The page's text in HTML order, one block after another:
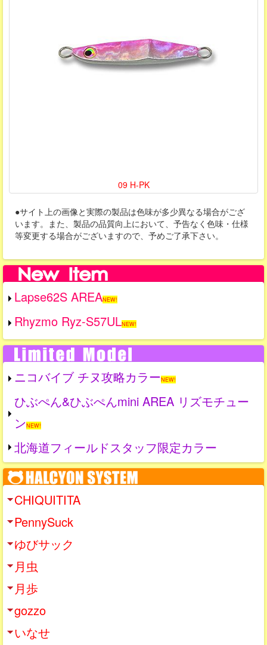
09 H-PK
●サイト上の画像と実際の製品は色味が多少異なる場合がござ
います。また、製品の品質向上において、予告なく色味・仕様
等変更する場合がございますので、予めご了承下さい。
Lapse62S AREANEW!
Rhyzmo Ryz-S57ULNEW!
ニコバイブ チヌ攻略カラーNEW!
ひぶぺん&ひぶぺんmini AREA リズモチュー
ンNEW!
北海道フィールドスタッフ限定カラー
CHIQUITITA
PennySuck
ゆびサック
月虫
月歩
gozzo
いなせ